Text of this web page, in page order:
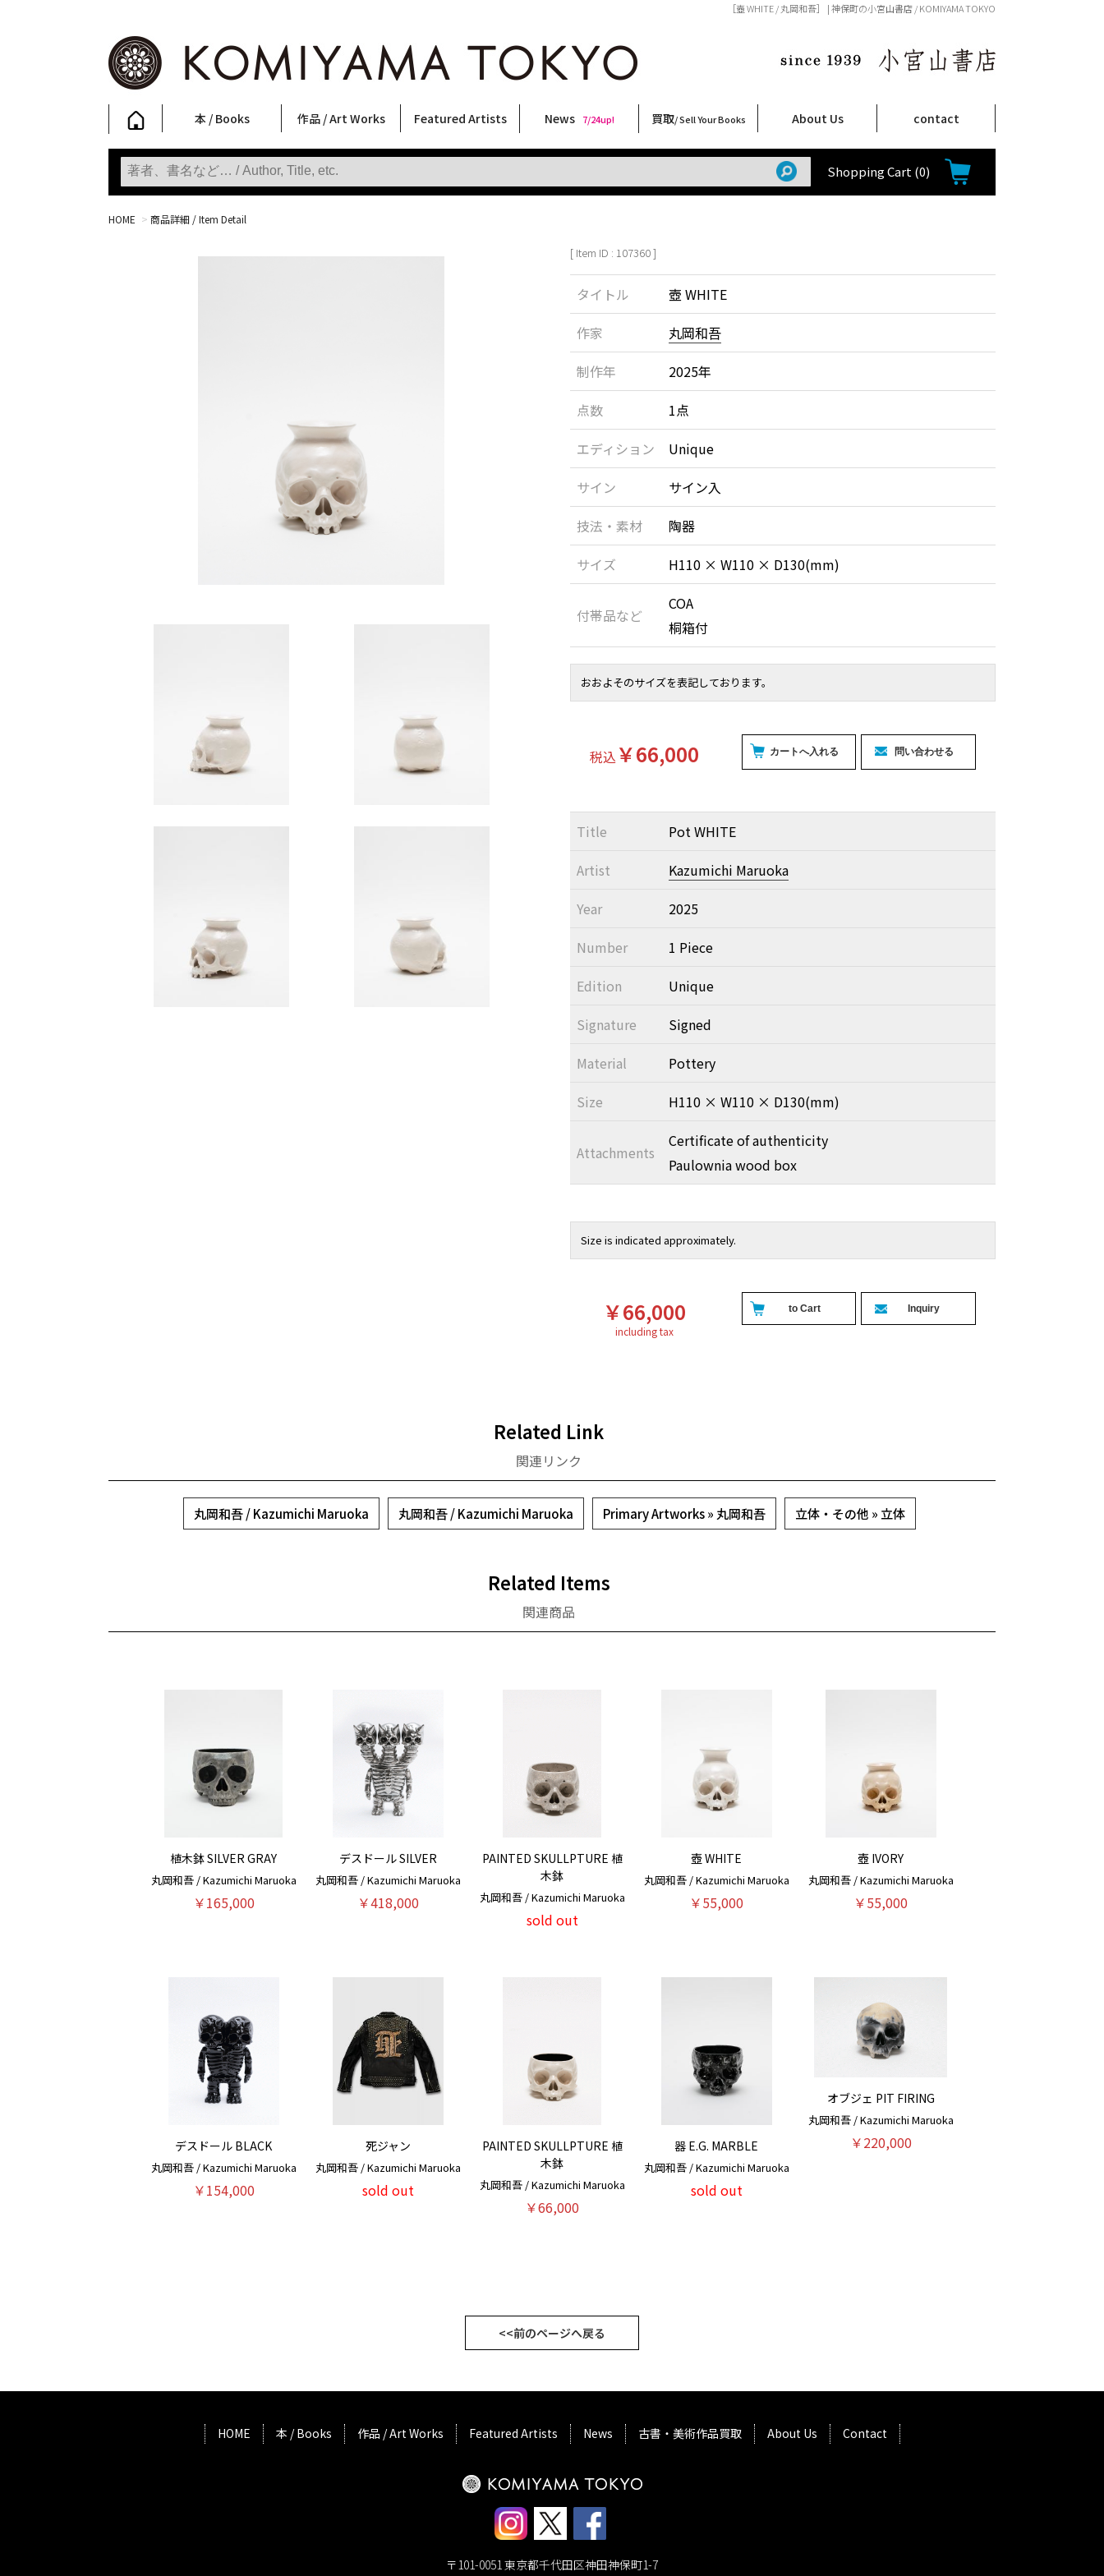
［壺 WHITE / 丸岡和吾］ | 神保町の小宮山書店 / KOMIYAMA TOKYO
本 / Books
写真集
Photobooks
ファッション
Fashion
アート / 美術
Art
文学・人文
Literature & Humanities
日本文化
Japanese Culture
新刊
New Books
SALE
SALE
作品 / Art Works
フォトグラフィー
Photography
ポスター
Posters
ストリートアート
Street Art
立体・その他
Sculptures / etc
アートワークス
Art Works
Primary Artworks
KOMIYAMA TOKYO ART LABEL
版画
Prints
Featured Artists
稲嶺啓一(東風終)
村田言恵
丸岡和吾
Rico Casella
キム・ロートン
菅谷晋一
柴田亜美
内藤啓介
CHRIS
三島剛
天野タケル
森山大道
三島由紀夫
二本木里美
大類信
春川ナミオ
秋赤音
林月光
北島敬三
COOKIE
大西洋介
須藤昌人
内藤ルネ
佐伯俊男
横尾忠則
News 7/24up!
新着・おすすめ商品 9/7up!
フェア・イベント情報 7/24up!
お店からのお知らせ 6/1up!
買取/ Sell Your Books
買取ブログ
買取専用フォーム
古書 / 古本の買取
美術品の買取
出張買取について
宅配買取について
店頭買取について
よくある質問
About Us
店舗案内
Shop Infomation
ご注文について
How to Order
特定商取引法に関する表示
プライバシーポリシー
contact
Shopping Cart (0)
HOME > 商品詳細 / Item Detail
[ Item ID : 107360 ]
タイトル
壺 WHITE
作家
丸岡和吾
制作年
2025年
点数
1点
エディション
Unique
サイン
サイン入
技法・素材
陶器
サイズ
H110 × W110 × D130(mm)
付帯品など
COA
桐箱付
おおよそのサイズを表記しております。
税込 ￥66,000
Title
Pot WHITE
Artist
Kazumichi Maruoka
Year
2025
Number
1 Piece
Edition
Unique
Signature
Signed
Material
Pottery
Size
H110 × W110 × D130(mm)
Attachments
Certificate of authenticity
Paulownia wood box
Size is indicated approximately.
￥66,000
including tax
Related Link
関連リンク
丸岡和吾 / Kazumichi Maruoka 丸岡和吾 / Kazumichi Maruoka Primary Artworks » 丸岡和吾 立体・その他 » 立体
Related Items
関連商品
植木鉢 SILVER GRAY
丸岡和吾 / Kazumichi Maruoka
￥165,000
デスドール SILVER
丸岡和吾 / Kazumichi Maruoka
￥418,000
PAINTED SKULLPTURE 植
木鉢
丸岡和吾 / Kazumichi Maruoka
sold out
壺 WHITE
丸岡和吾 / Kazumichi Maruoka
￥55,000
壺 IVORY
丸岡和吾 / Kazumichi Maruoka
￥55,000
デスドール BLACK
丸岡和吾 / Kazumichi Maruoka
￥154,000
死ジャン
丸岡和吾 / Kazumichi Maruoka
sold out
PAINTED SKULLPTURE 植
木鉢
丸岡和吾 / Kazumichi Maruoka
￥66,000
器 E.G. MARBLE
丸岡和吾 / Kazumichi Maruoka
sold out
オブジェ PIT FIRING
丸岡和吾 / Kazumichi Maruoka
￥220,000
<<前のページへ戻る
HOME 本 / Books 作品 / Art Works Featured Artists News 古書・美術作品買取 About Us Contact
〒101-0051 東京都千代田区神田神保町1-7